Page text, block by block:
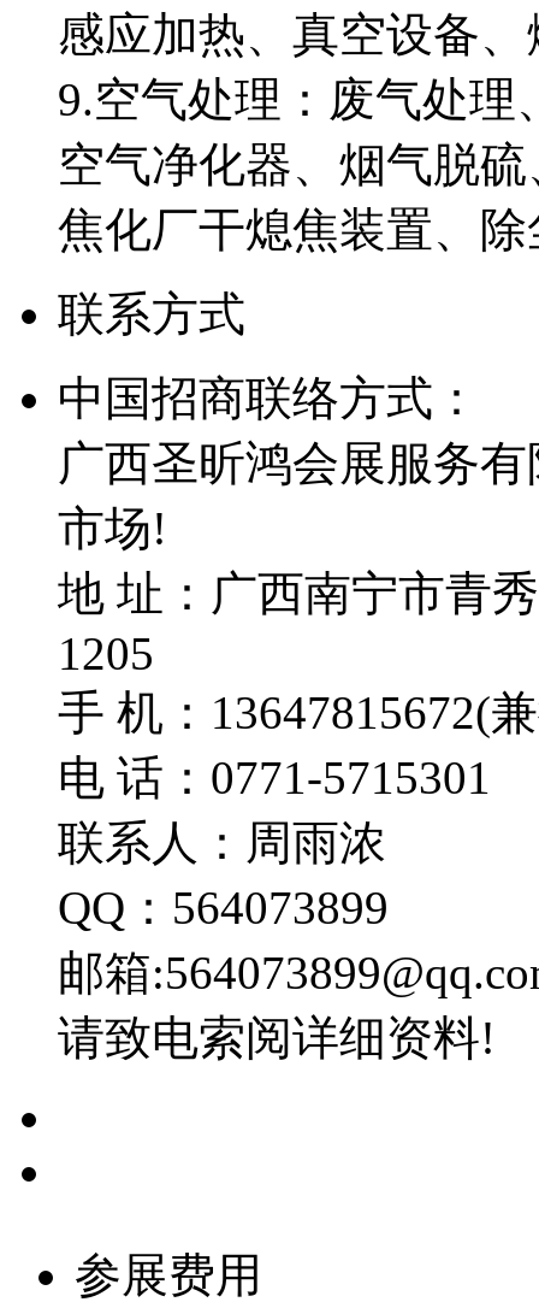
感应加热、真空设备
9.空气处理：废气处
空气净化器、烟气脱
焦化厂干熄焦装置、
联系方式
中国招商联络方式：
广西圣昕鸿会展服务
市场!
地 址：广西南宁市青
1205
手 机：13647815672(
电 话：0771-
联系人：
QQ：564073899
邮箱
请致电索阅详细资料!
参展费用